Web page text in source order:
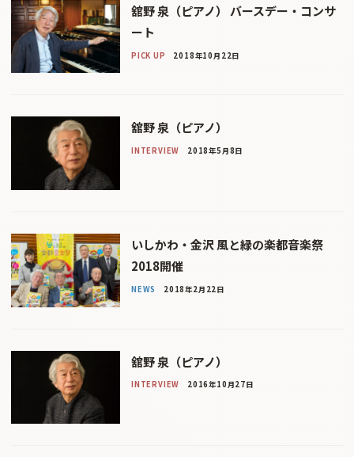
舘野 泉（ピアノ） バースデー・コンサ
ート
PICK UP 2018年10月22日
舘野 泉（ピアノ）
INTERVIEW 2018年5月8日
いしかわ・金沢 風と緑の楽都音楽祭
2018開催
NEWS 2018年2月22日
舘野 泉（ピアノ）
INTERVIEW 2016年10月27日